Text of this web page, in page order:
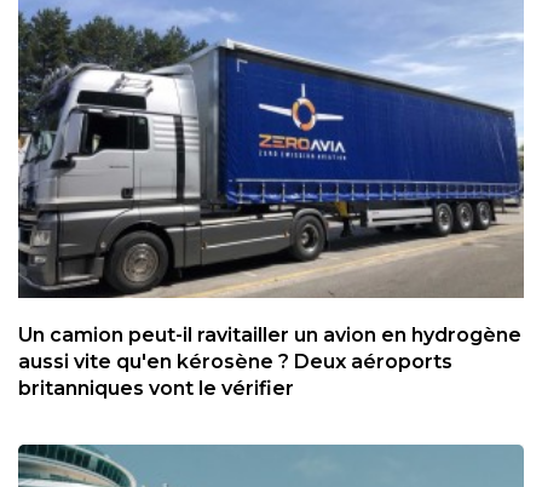
Un camion peut-il ravitailler un avion en hydrogène
aussi vite qu'en kérosène ? Deux aéroports
britanniques vont le vérifier